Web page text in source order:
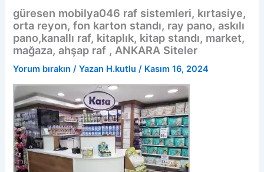
güresen mobilya046 raf sistemleri, kırtasiye,
orta reyon, fon karton standı, ray pano, askılı
pano,kanallı raf, kitaplık, kitap standı, market,
mağaza, ahşap raf , ANKARA Siteler
Yorum bırakın / Yazan H.kutlu/ Kasım 16, 2024